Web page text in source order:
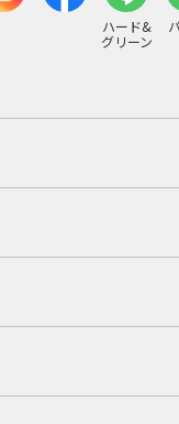
ハード&
グリーン